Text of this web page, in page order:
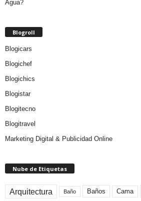
Blogroll
Blogicars
Blogichef
Blogichics
Blogistar
Blogitecno
Blogitravel
Marketing Digital & Publicidad Online
Nube de Etiquetas
Arquitectura Baño Baños Cama